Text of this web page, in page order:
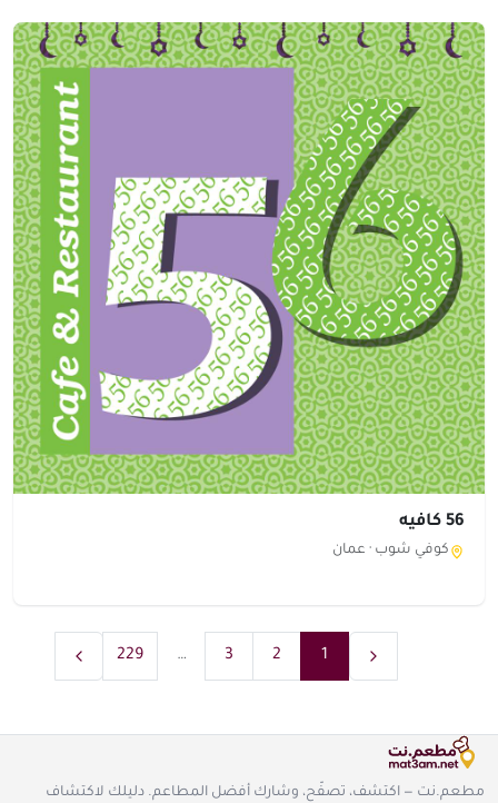
56 كافيه
كوفي شوب · عمان
1
2
3
…
229
مطعم.نت — اكتشف، تصفّح، وشارك أفضل المطاعم. دليلك لاكتشاف